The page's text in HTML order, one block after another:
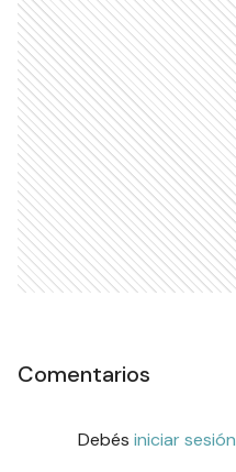
Comentarios
Debés iniciar sesión